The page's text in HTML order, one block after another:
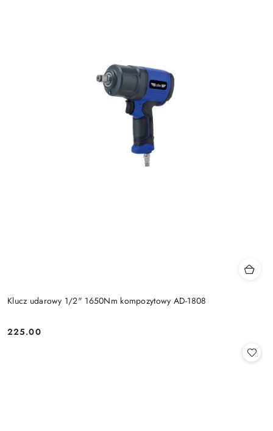
Klucz udarowy 1/2" 1650Nm kompozytowy AD-1808
Cena:
225.00